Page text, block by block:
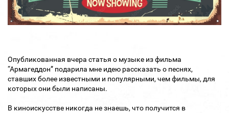
Опубликованная вчера статья о музыке из фильма
“Армагеддон” подарила мне идею рассказать о песнях,
ставших более известными и популярными, чем фильмы, для
которых они были написаны.
В киноискусстве никогда не знаешь, что получится в